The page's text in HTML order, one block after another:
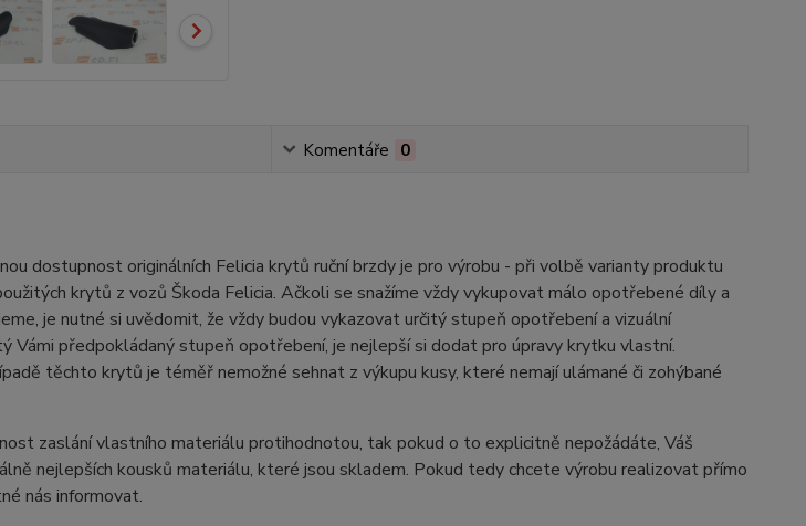
Komentáře 0
dostupnost originálních Felicia krytů ruční brzdy je pro výrobu - při volbě varianty produktu
krytů z vozů Škoda Felicia. Ačkoli se snažíme vždy vykupovat málo opotřebené díly a
je nutné si uvědomit, že vždy budou vykazovat určitý stupeň opotřebení a vizuální
Vámi předpokládaný stupeň opotřebení, je nejlepší si dodat pro úpravy krytku vlastní.
těchto krytů je téměř nemožné sehnat z výkupu kusy, které nemají ulámané či zohýbané
zaslání vlastního materiálu protihodnotou, tak pokud o to explicitně nepožádáte, Váš
nejlepších kousků materiálu, které jsou skladem. Pokud tedy chcete výrobu realizovat přímo
nás informovat.